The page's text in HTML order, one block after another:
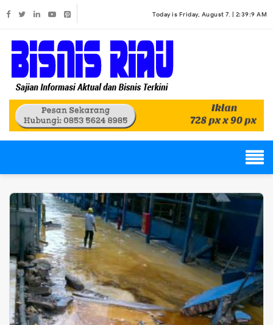
Today is Friday, August 7. | 2:39:9 AM